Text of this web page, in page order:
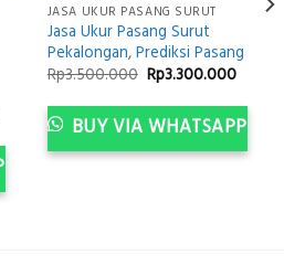
JASA UKUR PASANG SURUT
Jasa Ukur Pasang Surut
Pekalongan, Prediksi Pasang
Rp3.500.000 Original
price
was:
Rp3.500.000.
Rp3.300.000
is:
BUY VIA WHATSAPP